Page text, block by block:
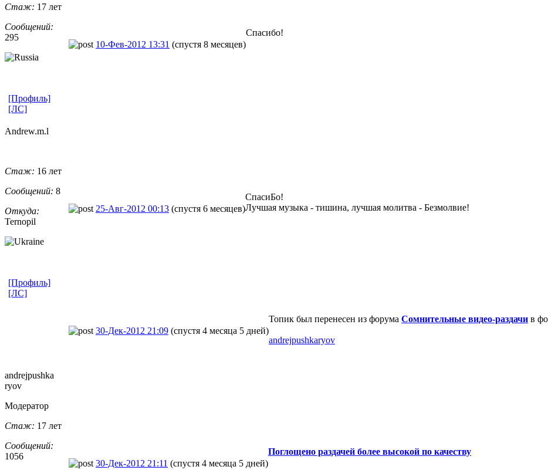
Стаж: 17 лет
Сообщений:
295
10-Фев-2012 13:31 (спустя 8 месяцев)
Спасибо!
[Профиль]
[ЛС]
Andrew.m.l
Стаж: 16 лет
Сообщений: 8
Откуда:
Ternopil
25-Авг-2012 00:13 (спустя 6 месяцев)
СпасиБо!
Лучшая музыка - тишина, лучшая молитва - Безмолвие!
[Профиль]
[ЛС]
30-Дек-2012 21:09 (спустя 4 месяца 5 дней)
Топик был перенесен из форума Сомнительные видео-раздачи в
andrejpushkaryov
andrejpushka
ryov
Модератор
Стаж: 17 лет
Сообщений:
1056
30-Дек-2012 21:11 (спустя 4 месяца 5 дней)
Поглощено раздачей более высокой по качеству